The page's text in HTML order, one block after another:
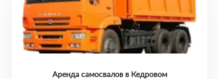
Аренда самосвалов в Кедровом